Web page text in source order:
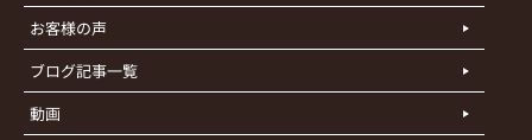
お客様の声
ブログ記事一覧
動画